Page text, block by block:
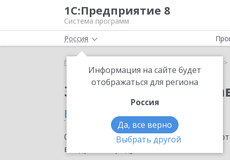
1С:Предприятие 8
Система программ
Россия
Информация на сайте будет
отображаться для региона
Россия
Да, все верно
Выбрать другой
Главная
Заказать
в Чите
Ознакомьтесь с информационными
внедрение продукта.